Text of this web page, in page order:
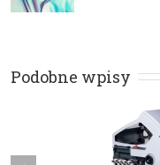
Podobne wpisy